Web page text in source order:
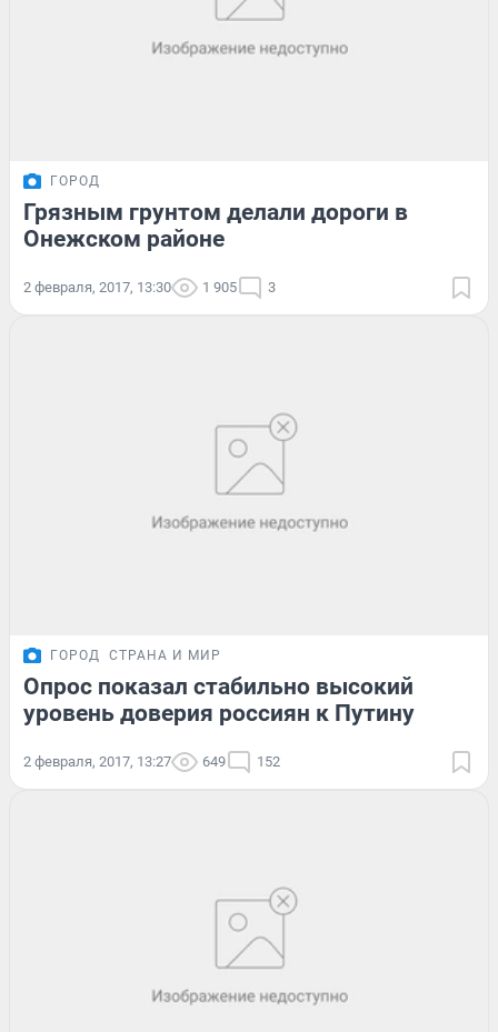
ГОРОД
Грязным грунтом делали дороги в
Онежском районе
2 февраля, 2017, 13:30 1 905 3
ГОРОД СТРАНА И МИР
Опрос показал стабильно высокий
уровень доверия россиян к Путину
2 февраля, 2017, 13:27 649 152